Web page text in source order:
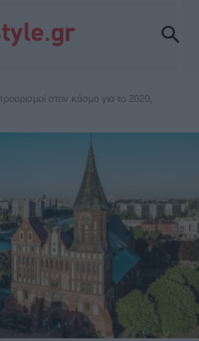
στον κόσμο για το 2020,